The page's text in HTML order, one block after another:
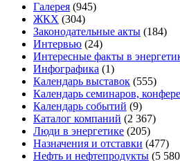
Галерея (945)
ЖКХ (304)
Законодательные акты (184)
Интервью (24)
Интересные факты в
Инфографика (1)
Календарь выставок (555)
Календарь семинаров,
Календарь событий (9)
Каталог компаний (2 367)
Люди в энергетике (205)
Назначения и отставки (477)
Нефть и нефтепродукты (5